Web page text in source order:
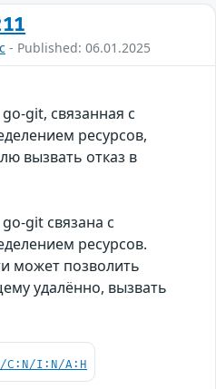
- Published: 06.01.2025
git, связанная с
ресурсов,
вызвать отказ в
git связана с
ресурсов.
может позволить
удалённо, вызвать
C:N/I:N/A:H